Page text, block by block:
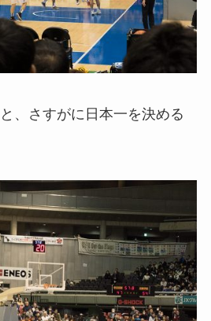
、さすがに日本一を決める